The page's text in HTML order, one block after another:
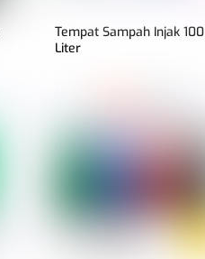
Tempat Sampah Injak 100
Liter